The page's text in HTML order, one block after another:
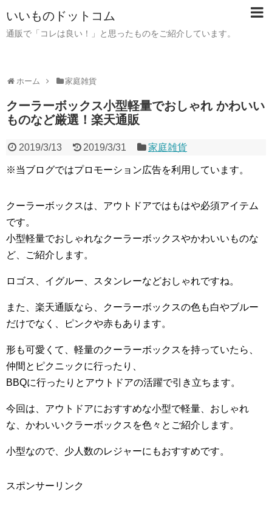
いいものドットコム
通販で「コレは良い！」と思ったものをご紹介しています。
ホーム 家庭雑貨
クーラーボックス小型軽量でおしゃれ かわいい
ものなど厳選！楽天通販
2019/3/13 2019/3/31 家庭雑貨
※当ブログではプロモーション広告を利用しています。
クーラーボックスは、アウトドアではもはや必須アイテム
です。
小型軽量でおしゃれなクーラーボックスやかわいいものな
ど、ご紹介します。
ロゴス、イグルー、スタンレーなどおしゃれですね。
また、楽天通販なら、クーラーボックスの色も白やブルー
だけでなく、ピンクや赤もあります。
形も可愛くて、軽量のクーラーボックスを持っていたら、
仲間とピクニックに行ったり、
BBQに行ったりとアウトドアの活躍で引き立ちます。
今回は、アウトドアにおすすめな小型で軽量、おしゃれ
な、かわいいクラーボックスを色々とご紹介します。
小型なので、少人数のレジャーにもおすすめです。
スポンサーリンク